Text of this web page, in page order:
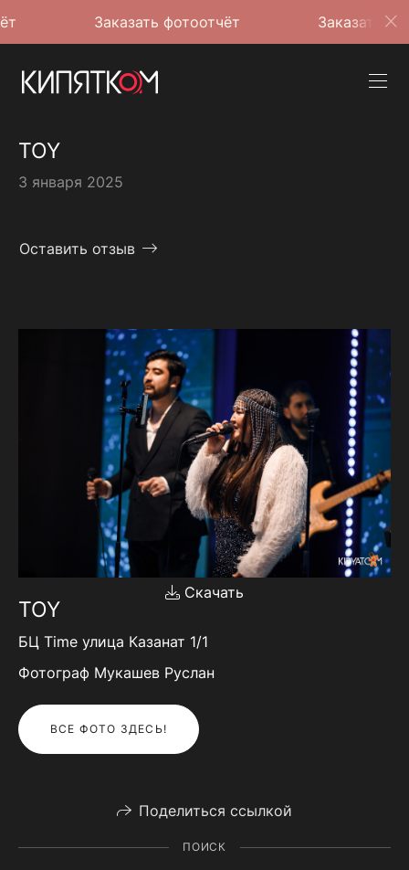
Заказать фотоотчёт Заказать фотоотчёт
TOY
3 января 2025
Оставить отзыв
Скачать
TOY
БЦ Time улица Казанат 1/1
Фотограф Мукашев Руслан
ВСЕ ФОТО ЗДЕСЬ!
Поделиться ссылкой
ПОИСК